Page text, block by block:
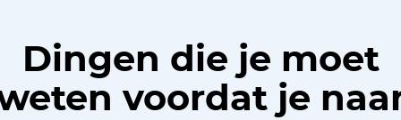
Dingen die je moet
voordat je